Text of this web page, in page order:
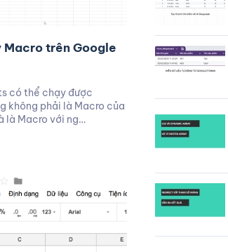
Macro trên Google
có thể chạy được
không phải là Macro của
là Macro với ng…